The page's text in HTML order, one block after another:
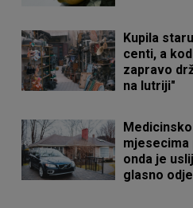
Kupila
centi, a
zapravo
na lutriji"
mjesecima
onda je
glasno